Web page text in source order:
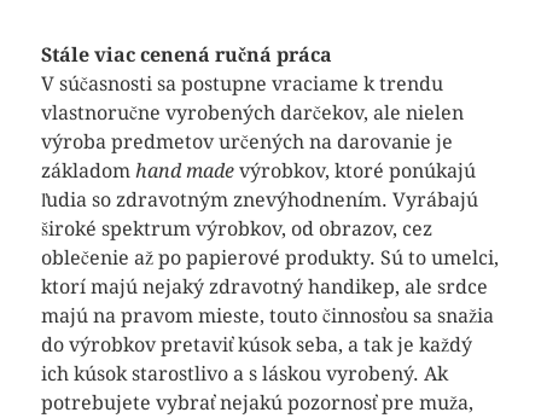
Stále viac cenená ručná práca
V súčasnosti sa postupne vraciame k trendu
vlastnoručne vyrobených darčekov, ale nielen
výroba predmetov určených na darovanie je
základom hand madevýrobkov, ktoré ponúkajú
ľudia so zdravotným znevýhodnením. Vyrábajú
široké spektrum výrobkov, od obrazov, cez
oblečenie až po papierové produkty. Sú to umelci,
ktorí majú nejaký zdravotný handikep, ale srdce
majú na pravom mieste, touto činnosťou sa snažia
do výrobkov pretaviť kúsok seba, a tak je každý
ich kúsok starostlivo a s láskou vyrobený. Ak
potrebujete vybrať nejakú pozornosť pre muža,